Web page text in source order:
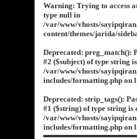
Warning: Trying to access
type null in
/var/www/vhosts/
content/themes/jarida/
Deprecated: preg_match():
#2 ($subject) of type string
/var/www/vhosts/
includes/formatting.php on
Deprecated: strip_tags():
#1 ($string) of type string is
/var/www/vhosts/
includes/formatting.php on